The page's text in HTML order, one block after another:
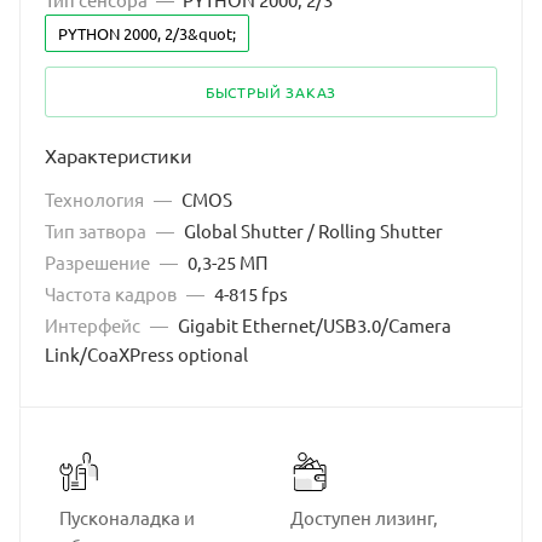
PYTHON 2000, 2/3&quot;
БЫСТРЫЙ ЗАКАЗ
Характеристики
Технология — CMOS
Тип затвора — Global Shutter / Rolling Shutter
Разрешение — 0,3-25 МП
Частота кадров — 4-815 fps
Интерфейс — Gigabit Ethernet/USB3.0/Camera
Link/CoaXPress optional
Пусконаладка и
Доступен лизинг,